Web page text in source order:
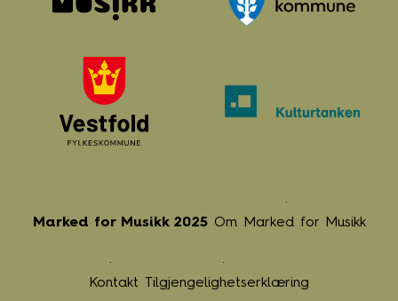
Marked for Musikk 2025 Om Marked for Musikk
Kontakt Tilgjengelighetserklæring